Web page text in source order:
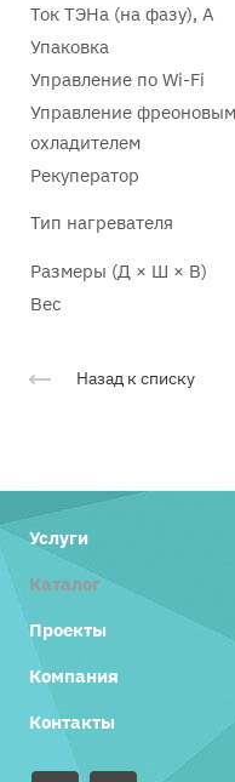
Ток ТЭНа (на фазу), А
Упаковка
Управление по Wi-Fi
Управление фреоновым
охладителем
Рекуператор
Тип нагревателя
Размеры (Д × Ш × В)
Вес
Назад к списку
Услуги
Каталог
Проекты
Компания
Контакты